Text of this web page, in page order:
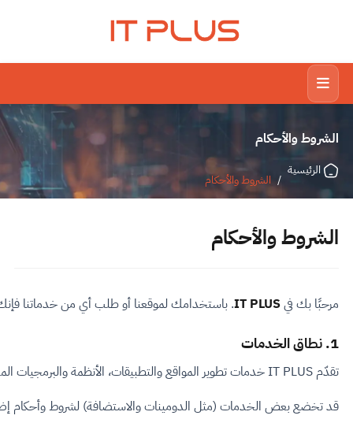
IT PLUS
الشروط والأحكام
الرئيسية
/ الشروط والأحكام
الشروط والأحكام
مرحبًا بك فيIT PLUS. باستخدامك لموقعنا أو طلب أي من خدماتنا فإنك
1. نطاق الخدمات
تقدّم IT PLUS خدمات تطوير المواقع والتطبيقات، الأنظمة والبرمجيات المخصّصة، الاستضافة والسيرفرات، تسجيل ونقل الدومينات، البريد الإلكتروني للشركات، التصميم والهوية البصرية، والتسويق الرقمي.
قد تخضع بعض الخدمات (مثل الدومينات والاستضافة) لشروط وأحكام